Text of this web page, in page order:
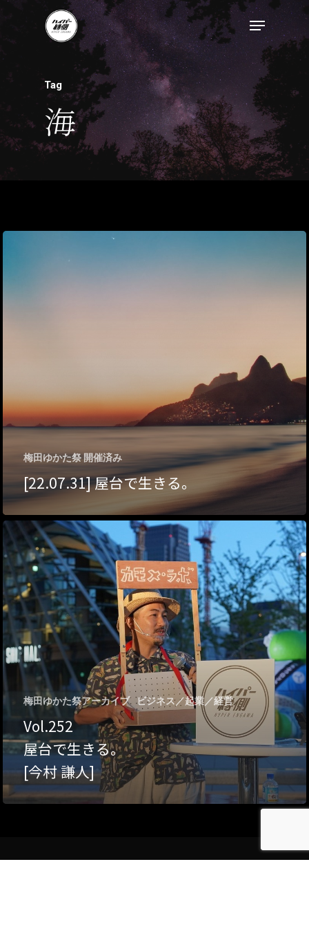
Tag
海
梅田ゆかた祭 開催済み
[22.07.31] 屋台で生きる。
梅田ゆかた祭アーカイブ ビジネス／起業／経営
Vol.252
屋台で生きる。
[今村 謙人]
トップページ
ハイパー縁側とは
ハイパー縁側@中津
ハイパー縁側@天満
ハイパー縁側@中山
ハイパー縁側@私市
ハイパー縁側@東本
ハイパー縁側@阿倍
ハイパー縁側@新京
ハイパー縁側@塩屋
ハイパー縁側@梅田
祭
ハイパー縁側@車山
Archives
Archives リスト表示
Category
アート／文化／音楽
クラフト
コミュニティ／まちづ
ビジネス／起業／経営
医療／健康／福祉
食
アクセス
お問い合わせ
About Hyper Engawa
E:info@hyper-
F: